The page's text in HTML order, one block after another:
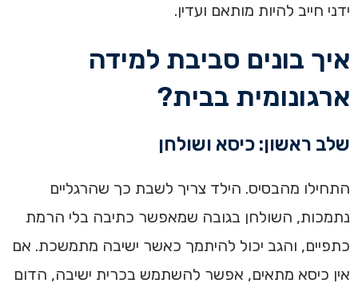
ידני חייב להיות מותאם ועדין.
איך בונים סביבת למידה
ארגונומית בבית?
שלב ראשון: כיסא ושולחן
התחילו מהבסיס. הילד צריך לשבת כך שהרגליים
נתמכות, השולחן בגובה שמאפשר כתיבה בלי הרמת
כתפיים, והגב יכול להיתמך כאשר ישיבה מתמשכת. אם
אין כיסא מתאים, אפשר להשתמש בכרית ישיבה, הדום